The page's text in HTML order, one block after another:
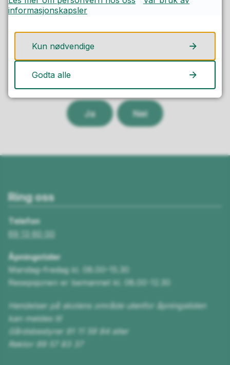
post
Telefon
69 13 60 00
Fant du det du lette etter på denne
siden?
Ja Nei
Ring oss
Telefon
69 13 60 00
Åpningstider
Mandag–fredag kl. 08.00–15.30
Resepsjonen er bemannet kl. 08.00-12.30
Hendelser på skolens område utenfor åpningstiden
kan meldes til
Gårdsbestyrer 91 11 59 84 eller
Rektor 99 57 83 37
informasjonskapsler
Kun nødvendige
Godta alle